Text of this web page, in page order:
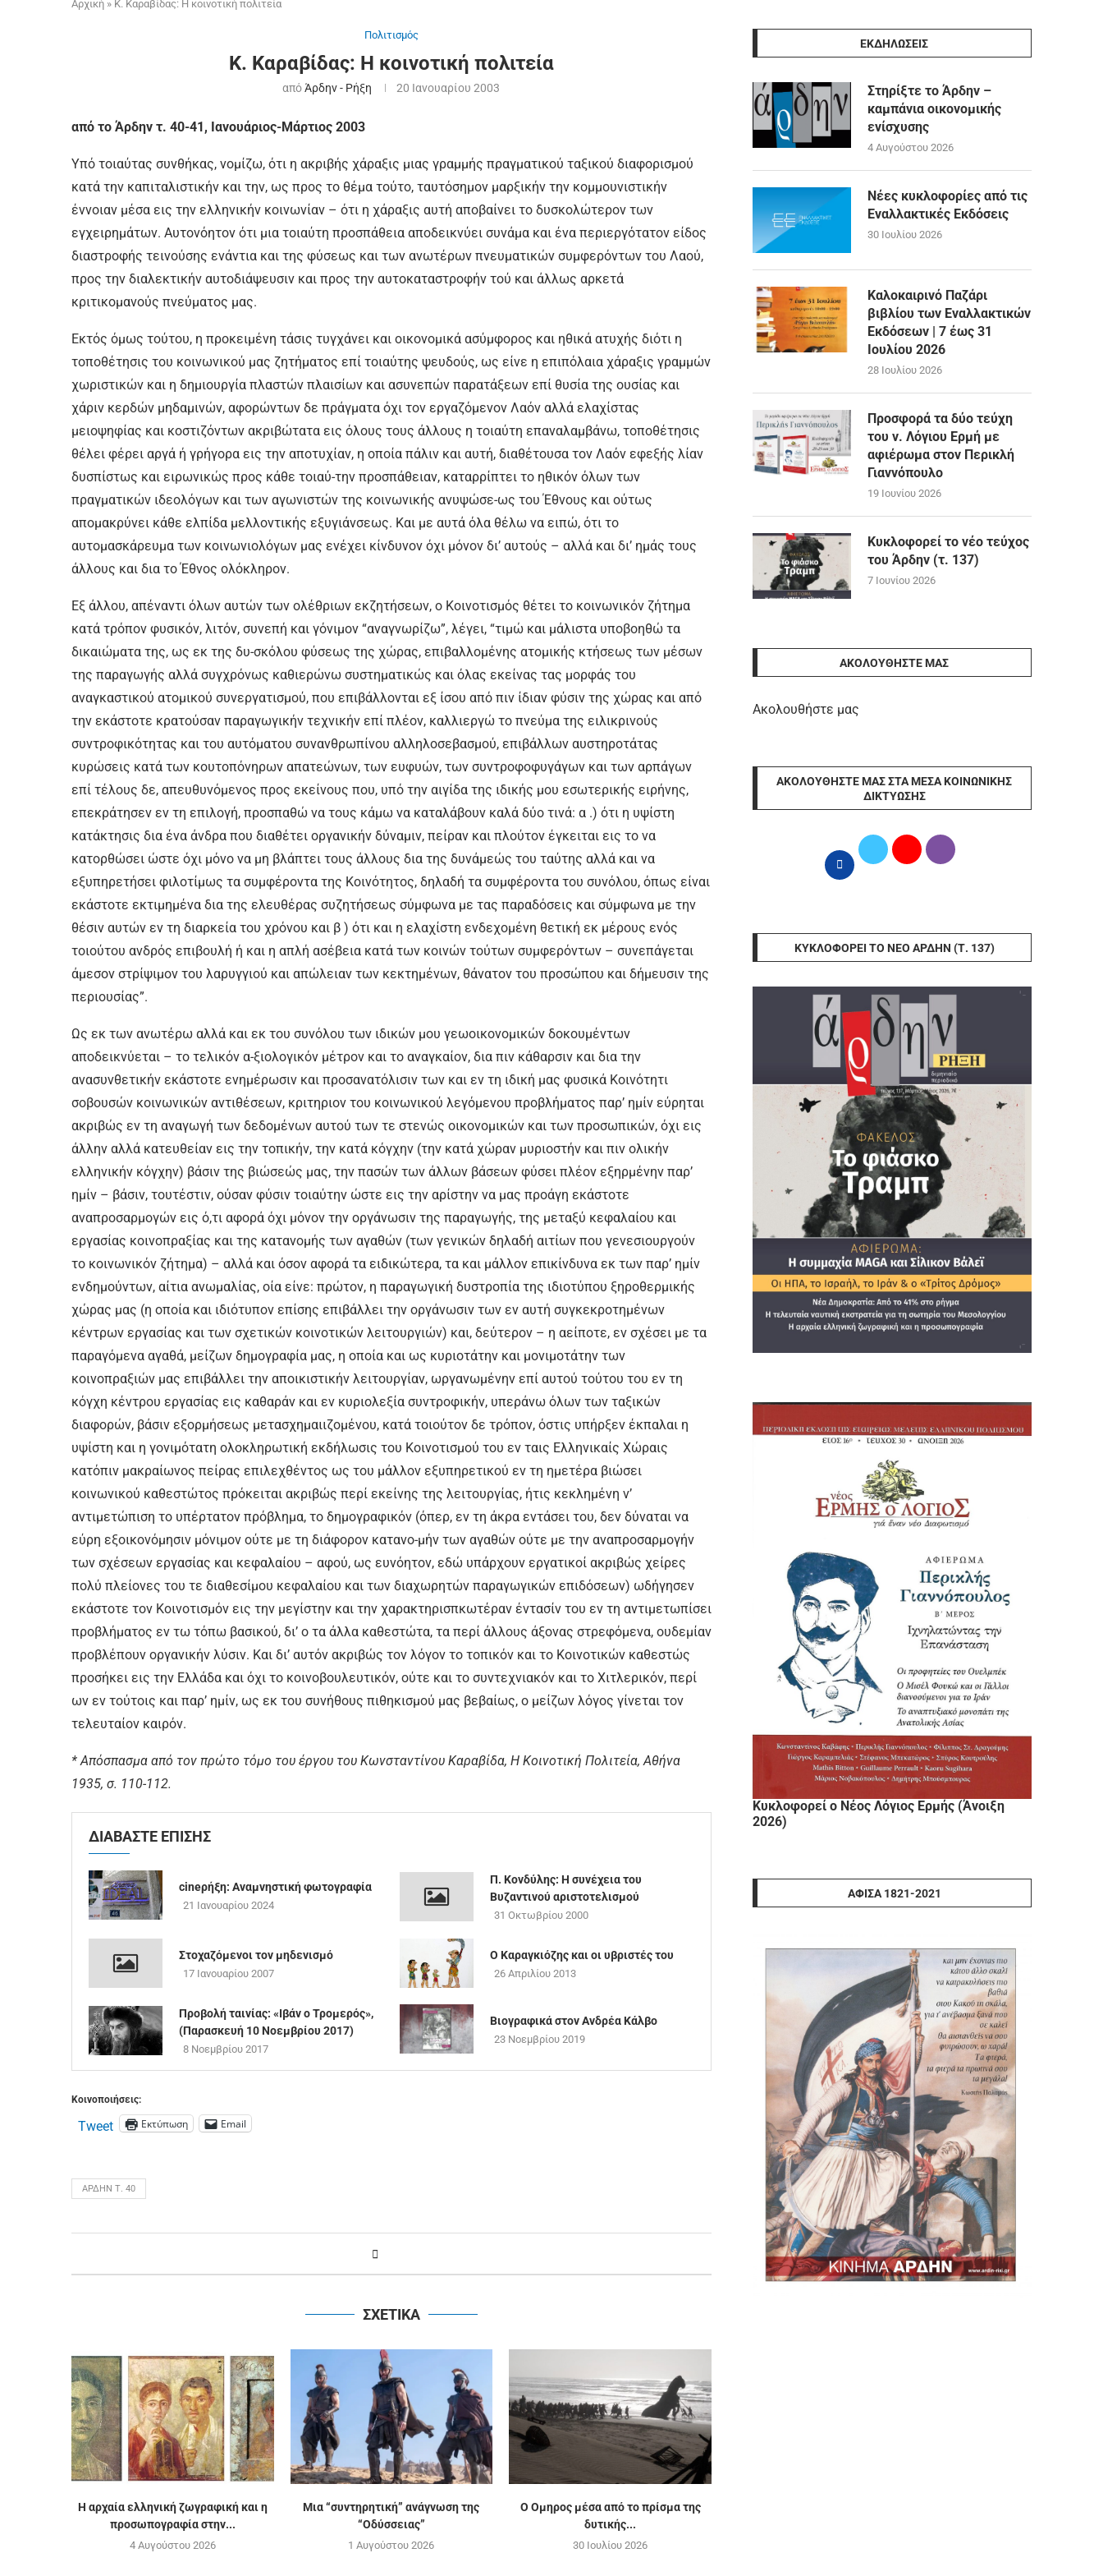
Αρχική » Κ. Καραβίδας: Η κοινοτική πολιτεία
Πολιτισμός
Κ. Καραβίδας: Η κοινοτική πολιτεία
απόΆρδην - Ρήξη 20 Ιανουαρίου 2003
από το Άρδην τ. 40-41, Ιανουάριος-Μάρτιος 2003
Υπό τοιαύτας συνθήκας, νομίζω, ότι η ακριβής χάραξις μιας γραμμής πραγματικού ταξικού διαφορισμού
κατά την καπιταλιστικήν και την, ως προς το θέμα τούτο, ταυτόσημον μαρξικήν την κομμουνιστικήν
έννοιαν μέσα εις την ελληνικήν κοινωνίαν – ότι η χάραξις αυτή αποβαίνει το δυσκολώτερον των
εγχειρημάτων. Αυτονόητον ότι μια τοιαύτη προσπάθεια αποδεικνύει συνάμα και ένα περιεργότατον είδος
διαστροφής τεινούσης ενάντια και της φύσεως και των ανωτέρων πνευματικών συμφερόντων του Λαού,
προς την διαλεκτικήν αυτοδιάψευσιν και προς την αυτοκαταστροφήν τού και άλλως αρκετά
κριτικομανούς πνεύματος μας.
Εκτός όμως τούτου, η προκειμένη τάσις τυγχάνει και οικονομικά ασύμφορος και ηθικά ατυχής διότι η
τοποθέτησις του κοινωνικού μας ζητήματος επί τοιαύτης ψευδούς, ως είνε η επιπόλαια χάραξις γραμμών
χωριστικών και η δημιουργία πλαστών πλαισίων και ασυνεπών παρατάξεων επί θυσία της ουσίας και
χάριν κερδών μηδαμινών, αφορώντων δε πράγματα όχι τον εργαζόμενον Λαόν αλλά ελαχίστας
μειοψηφίας και κοστιζόντων ακριβώτατα εις όλους τους άλλους η τοιαύτη επαναλαμβάνω, τοποθέτησις
θέλει φέρει αργά ή γρήγορα εις την αποτυχίαν, η οποία πάλιν και αυτή, διαθέτουσα τον Λαόν εφεξής λίαν
δυσπίστως και ειρωνικώς προς κάθε τοιαύ-την προσπάθειαν, καταρρίπτει το ηθικόν όλων των
πραγματικών ιδεολόγων και των αγωνιστών της κοινωνικής ανυψώσε-ως του Έθνους και ούτως
απομακρύνει κάθε ελπίδα μελλοντικής εξυγιάνσεως. Και με αυτά όλα θέλω να ειπώ, ότι το
αυτομασκάρευμα των κοινωνιολόγων μας ενέχει κίνδυνον όχι μόνον δι’ αυτούς – αλλά και δι’ ημάς τους
άλλους και δια το Έθνος ολόκληρον.
Εξ άλλου, απέναντι όλων αυτών των ολέθριων εκζητήσεων, ο Κοινοτισμός θέτει το κοινωνικόν ζήτημα
κατά τρόπον φυσικόν, λιτόν, συνεπή και γόνιμον “αναγνωρίζω”, λέγει, “τιμώ και μάλιστα υποβοηθώ τα
δικαιώματα της, ως εκ της δυ-σκόλου φύσεως της χώρας, επιβαλλομένης ατομικής κτήσεως των μέσων
της παραγωγής αλλά συγχρόνως καθιερώνω συστηματικώς και όλας εκείνας τας μορφάς του
αναγκαστικού ατομικού συνεργατισμού, που επιβάλλονται εξ ίσου από πιν ίδιαν φύσιν της χώρας και από
την εκάστοτε κρατούσαν παραγωγικήν τεχνικήν επί πλέον, καλλιεργώ το πνεύμα της ειλικρινούς
συντροφικότητας και του αυτόματου συνανθρωπίνου αλληλοσεβασμού, επιβάλλων αυστηροτάτας
κυρώσεις κατά των κουτοπόνηρων απατεώνων, των ευφυών, των συντροφοφυγάγων και των αρπάγων
επί τέλους δε, απευθυνόμενος προς εκείνους που, υπό την αιγίδα της ιδικής μου εσωτερικής ειρήνης,
επεκράτησεν εν τη επιλογή, προσπαθώ να τους κάμω να καταλάβουν καλά δύο τινά: α .) ότι η υψίστη
κατάκτησις δια ένα άνδρα που διαθέτει οργανικήν δύναμιν, πείραν και πλούτον έγκειται εις το να
κατορθώσει ώστε όχι μόνο να μη βλάπτει τους άλλους δια της δυνάμεώς του ταύτης αλλά και να
εξυπηρετήσει φιλοτίμως τα συμφέροντα της Κοινότητος, δηλαδή τα συμφέροντα του συνόλου, όπως είναι
εκάστοτε εκτιμημένα δια της ελευθέρας συζητήσεως σύμφωνα με τας παραδόσεις και σύμφωνα με την
θέσιν αυτών εν τη διαρκεία του χρόνου και β ) ότι και η ελαχίστη ενδεχομένη θετική εκ μέρους ενός
τοιούτου ανδρός επιβουλή ή και η απλή ασέβεια κατά των κοινών τούτων συμφερόντων – συνεπάγεται
άμεσον στρίψιμον του λαρυγγιού και απώλειαν των κεκτημένων, θάνατον του προσώπου και δήμευσιν της
περιουσίας”.
Ως εκ των ανωτέρω αλλά και εκ του συνόλου των ιδικών μου γεωοικονομικών δοκουμέντων
αποδεικνύεται – το τελικόν α-ξιολογικόν μέτρον και το αναγκαίον, δια πιν κάθαρσιν και δια την
ανασυνθετικήν εκάστοτε ενημέρωσιν και προσανατόλισιν των και εν τη ιδική μας φυσικά Κοινότητι
σοβουσών κοινωνικών αντιθέσεων, κριτηριον του κοινωνικού λεγόμενου προβλήματος παρ’ ημίν εύρηται
ακριβώς εν τη αναγωγή των δεδομένων αυτού των τε στενώς οικονομικών και των προσωπικών, όχι εις
άλλην αλλά κατευθείαν εις την τοπικήν, την κατά κόγχην (την κατά χώραν μυριοστήν και πιν ολικήν
ελληνικήν κόγχην) βάσιν της βιώσεώς μας, την πασών των άλλων βάσεων φύσει πλέον εξηρμένην παρ’
ημίν – βάσιν, τουτέστιν, ούσαν φύσιν τοιαύτην ώστε εις την αρίστην να μας προάγη εκάστοτε
αναπροσαρμογών εις ό,τι αφορά όχι μόνον την οργάνωσιν της παραγωγής, της μεταξύ κεφαλαίου και
εργασίας κοινοπραξίας και της κατανομής των αγαθών (των γενικών δηλαδή αιτίων που γενεσιουργούν
το κοινωνικόν ζήτημα) – αλλά και όσον αφορά τα ειδικώτερα, τα και μάλλον επικίνδυνα εκ των παρ’ ημίν
ενδημούντων, αίτια ανωμαλίας, οία είνε: πρώτον, η παραγωγική δυστροπία της ιδιοτύπου ξηροθερμικής
χώρας μας (η οποία και ιδιότυπον επίσης επιβάλλει την οργάνωσιν των εν αυτή συγκεκροτημένων
κέντρων εργασίας και των σχετικών κοινοτικών λειτουργιών) και, δεύτερον – η αείποτε, εν σχέσει με τα
παραγόμενα αγαθά, μείζων δημογραφία μας, η οποία και ως κυριοτάτην και μονιμοτάτην των
κοινοπραξιών μας επιβάλλει την αποικιστικήν λειτουργίαν, ωργανωμένην επί αυτού τούτου του εν τη
κόγχη κέντρου εργασίας εις καθαράν και εν κυριολεξία συντροφικήν, υπεράνω όλων των ταξικών
διαφορών, βάσιν εξορμήσεως μετασχημαιιζομένου, κατά τοιούτον δε τρόπον, όστις υπήρξεν έκπαλαι η
υψίστη και η γονιμότατη ολοκληρωτική εκδήλωσις του Κοινοτισμού του εν ταις Ελληνικαίς Χώραις
κατόπιν μακραίωνος πείρας επιλεχθέντος ως του μάλλον εξυπηρετικού εν τη ημετέρα βιώσει
κοινωνικού καθεστώτος πρόκειται ακριβώς περί εκείνης της λειτουργίας, ήτις κεκλημένη ν’
αντιμετώπιση το υπέρτατον πρόβλημα, το δημογραφικόν (όπερ, εν τη άκρα εντάσει του, δεν δύναται να
εύρη εξοικονόμησιν μόνιμον ούτε με τη διάφορον κατανο-μήν των αγαθών ούτε με την αναπροσαρμογήν
των σχέσεων εργασίας και κεφαλαίου – αφού, ως ευνόητον, εδώ υπάρχουν εργατικοί ακριβώς χείρες
πολύ πλείονες του τε διαθεσίμου κεφαλαίου και των διαχωρητών παραγωγικών επιδόσεων) ωδήγησεν
εκάστοτε τον Κοινοτισμόν εις την μεγίστην και την χαρακτηρισπκωτέραν έντασίν του εν τη αντιμετωπίσει
προβλήματος εν τω τόπω βασικού, δι’ ο τα άλλα καθεστώτα, τα περί άλλους άξονας στρεφόμενα, ουδεμίαν
προβλέπουν οργανικήν λύσιν. Και δι’ αυτόν ακριβώς τον λόγον το τοπικόν και το Κοινοτικών καθεστώς
προσήκει εις την Ελλάδα και όχι το κοινοβουλευτικόν, ούτε και το συντεχνιακόν και το Χιτλερικόν, περί
ων εν τούτοις και παρ’ ημίν, ως εκ του συνήθους πιθηκισμού μας βεβαίως, ο μείζων λόγος γίνεται τον
τελευταίον καιρόν.
* Απόσπασμα από τον πρώτο τόμο του έργου του Κωνσταντίνου Καραβίδα, Η Κοινοτική Πολιτεία, Αθήνα
1935, σ. 110-112.
ΔΙΑΒΑΣΤΕ ΕΠΙΣΗΣ
cineρήξη: Αναμνηστική φωτογραφία
21 Ιανουαρίου 2024
Π. Κονδύλης: Η συνέχεια του
Βυζαντινού αριστοτελισμού
31 Οκτωβρίου 2000
Στοχαζόμενοι τον μηδενισμό
17 Ιανουαρίου 2007
Ο Καραγκιόζης και οι υβριστές του
26 Απριλίου 2013
Προβολή ταινίας: «Ιβάν ο Τρομερός»,
(Παρασκευή 10 Νοεμβρίου 2017)
8 Νοεμβρίου 2017
Βιογραφικά στον Ανδρέα Κάλβο
23 Νοεμβρίου 2019
Κοινοποιήσεις:
Tweet Εκτύπωση Email
ΆΡΔΗΝ Τ. 40
ΣΧΕΤΙΚΑ
H αρχαία ελληνική ζωγραφική και η
προσωπογραφία στην...
4 Αυγούστου 2026
Μια “συντηρητική” ανάγνωση της
“Οδύσσειας”
1 Αυγούστου 2026
Ο Ομηρος μέσα από το πρίσμα της
δυτικής...
30 Ιουλίου 2026
ΕΚΔΗΛΩΣΕΙΣ
Στηρίξτε το Άρδην –
καμπάνια οικονομικής
ενίσχυσης
4 Αυγούστου 2026
Νέες κυκλοφορίες από τις
Εναλλακτικές Εκδόσεις
30 Ιουλίου 2026
Καλοκαιρινό Παζάρι
βιβλίου των Εναλλακτικών
Εκδόσεων | 7 έως 31
Ιουλίου 2026
28 Ιουλίου 2026
Προσφορά τα δύο τεύχη
του ν. Λόγιου Ερμή με
αφιέρωμα στον Περικλή
Γιαννόπουλο
19 Ιουνίου 2026
Κυκλοφορεί το νέο τεύχος
του Άρδην (τ. 137)
7 Ιουνίου 2026
ΑΚΟΛΟΥΘΉΣΤΕ ΜΑΣ
Ακολουθήστε μας
ΑΚΟΛΟΥΘΉΣΤΕ ΜΑΣ ΣΤΑ ΜΈΣΑ ΚΟΙΝΩΝΙΚΉΣ
ΔΙΚΤΎΩΣΗΣ
ΚΥΚΛΟΦΟΡΕΊ ΤΟ ΝΈΟ ΆΡΔΗΝ (Τ. 137)
Κυκλοφορεί ο Νέος Λόγιος Ερμής (Άνοιξη
2026)
ΑΦΊΣΑ 1821-2021